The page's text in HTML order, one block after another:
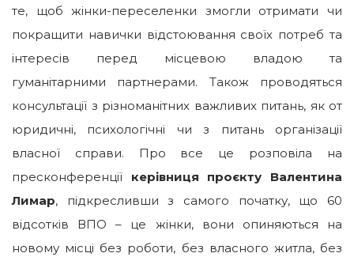
те, щоб жінки-переселенки змогли отримати чи
покращити навички відстоювання своїх потреб та
інтересів перед місцевою владою та
гуманітарними партнерами. Також проводяться
консультації з різноманітних важливих питань, як от
юридичні, психологічні чи з питань організації
власної справи. Про все це розповіла на
пресконференції керівниця проєкту
Валентина
Лимар, підкресливши з самого початку, що 60
відсотків ВПО – це жінки, вони опиняються на
новому місці без роботи, без власного житла, без